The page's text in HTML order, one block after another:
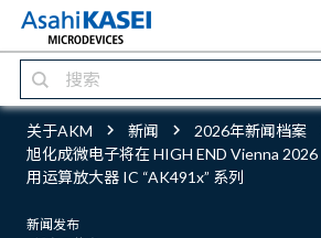
关于AKM 新闻
2026年新闻档案
旭化成微电子将在 HIGH END Vienna
用运算放大器 IC “AK491x” 系列
新闻发布